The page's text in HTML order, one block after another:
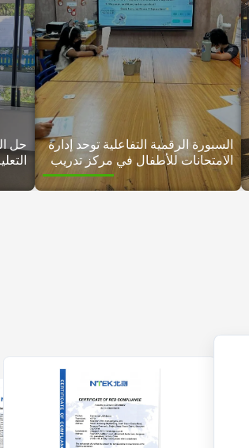
السبورة الرقمية التفاعلية توحد إدارة
الامتحانات للأطفال في مركز تدريب
ما بعد المدرسة
حل